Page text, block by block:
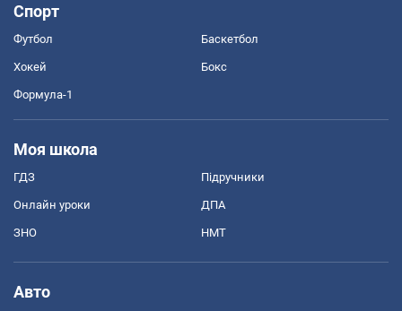
Спорт
Футбол Баскетбол
Хокей Бокс
Формула-1
Моя школа
ГДЗ Підручники
Онлайн уроки ДПА
ЗНО НМТ
Авто